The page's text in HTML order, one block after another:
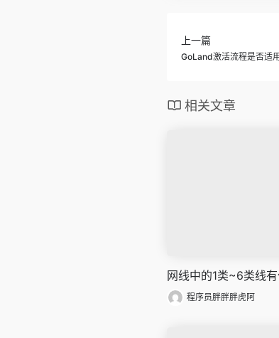
上一篇
GoLand激活流程是否适
相关文章
网线中的1类~6类线
程序员胖胖胖虎阿